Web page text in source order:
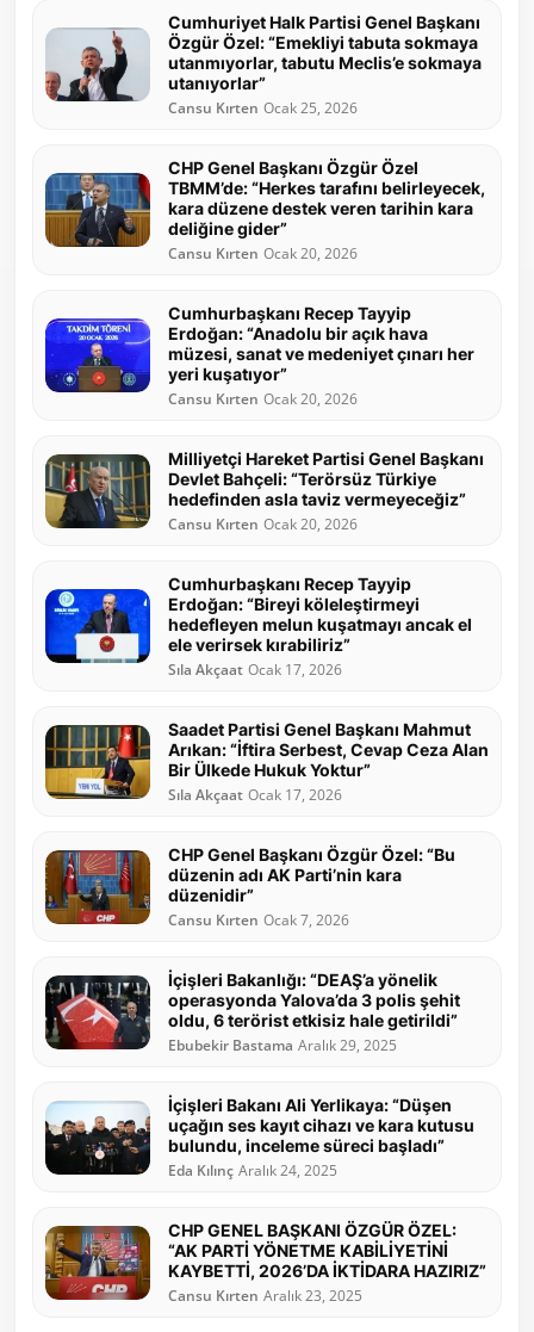
Cumhuriyet Halk Partisi Genel Başkanı
Özgür Özel: “Emekliyi tabuta sokmaya
utanmıyorlar, tabutu Meclis’e sokmaya
utanıyorlar”
Cansu Kırten Ocak 25, 2026
CHP Genel Başkanı Özgür Özel
TBMM’de: “Herkes tarafını belirleyecek,
kara düzene destek veren tarihin kara
deliğine gider”
Cansu Kırten Ocak 20, 2026
Cumhurbaşkanı Recep Tayyip
Erdoğan: “Anadolu bir açık hava
müzesi, sanat ve medeniyet çınarı her
yeri kuşatıyor”
Cansu Kırten Ocak 20, 2026
Milliyetçi Hareket Partisi Genel Başkanı
Devlet Bahçeli: “Terörsüz Türkiye
hedefinden asla taviz vermeyeceğiz”
Cansu Kırten Ocak 20, 2026
Cumhurbaşkanı Recep Tayyip
Erdoğan: “Bireyi köleleştirmeyi
hedefleyen melun kuşatmayı ancak el
ele verirsek kırabiliriz”
Sıla Akçaat Ocak 17, 2026
Saadet Partisi Genel Başkanı Mahmut
Arıkan: “İftira Serbest, Cevap Ceza Alan
Bir Ülkede Hukuk Yoktur”
Sıla Akçaat Ocak 17, 2026
CHP Genel Başkanı Özgür Özel: “Bu
düzenin adı AK Parti’nin kara
düzenidir”
Cansu Kırten Ocak 7, 2026
İçişleri Bakanlığı: “DEAŞ’a yönelik
operasyonda Yalova’da 3 polis şehit
oldu, 6 terörist etkisiz hale getirildi”
Ebubekir Bastama Aralık 29, 2025
İçişleri Bakanı Ali Yerlikaya: “Düşen
uçağın ses kayıt cihazı ve kara kutusu
bulundu, inceleme süreci başladı”
Eda Kılınç Aralık 24, 2025
CHP GENEL BAŞKANI ÖZGÜR ÖZEL:
“AK PARTİ YÖNETME KABİLİYETİNİ
KAYBETTİ, 2026’DA İKTİDARA HAZIRIZ”
Cansu Kırten Aralık 23, 2025